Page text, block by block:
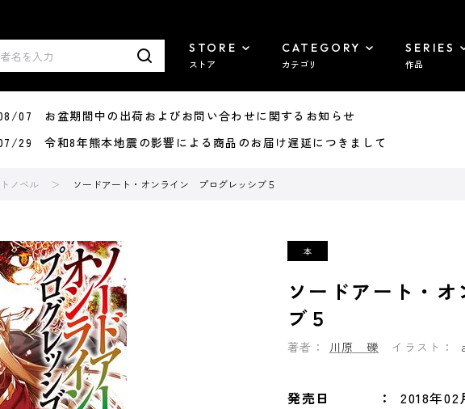
STORE
ストア
CATEGORY
カテゴリ
SERIES
作品
07 お盆期間中の出荷およびお問い合わせに関するお知らせ
29 令和8年熊本地震の影響による商品のお届け遅延につきまして
ノベル ソードアート・オンライン プログレッシブ５
ソードアート・
ブ５
著者： 川原 礫 イラスト：
発売日 2018年02